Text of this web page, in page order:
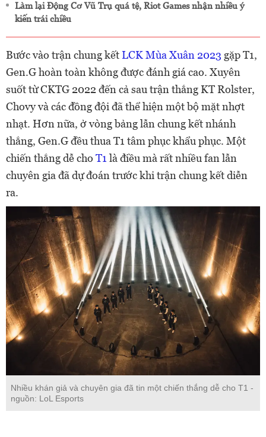
Làm lại Động Cơ Vũ Trụ quá tệ, Riot Games nhận nhiều ý
kiến trái chiều
Bước vào trận chung kếtLCK Mùa Xuân 2023 gặp T1,
Gen.G hoàn toàn không được đánh giá cao. Xuyên
suốt từ CKTG 2022 đến cả sau trận thắng KT Rolster,
Chovy và các đồng đội đã thể hiện một bộ mặt nhợt
nhạt. Hơn nữa, ở vòng bảng lẫn chung kết nhánh
thắng, Gen.G đều thua T1 tâm phục khẩu phục. Một
chiến thắng dễ cho T1 là điều mà rất nhiều fan lẫn
chuyên gia đã dự đoán trước khi trận chung kết diễn
ra.
Nhiều khán giả và chuyên gia đã tin một chiến thắng dễ cho T1 -
nguồn: LoL Esports